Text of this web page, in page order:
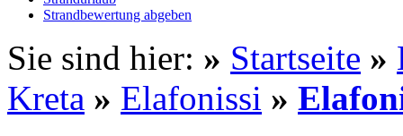
Strandbewertung abgeben
Sie sind hier: » Startseite »
Kreta » Elafonissi »